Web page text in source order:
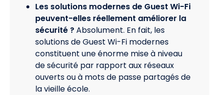
Les solutions modernes de Guest Wi-Fi
peuvent-elles réellement améliorer la
sécurité ?Absolument. En fait, les
solutions de Guest Wi-Fi modernes
constituent une énorme mise à niveau
de sécurité par rapport aux réseaux
ouverts ou à mots de passe partagés de
la vieille école.